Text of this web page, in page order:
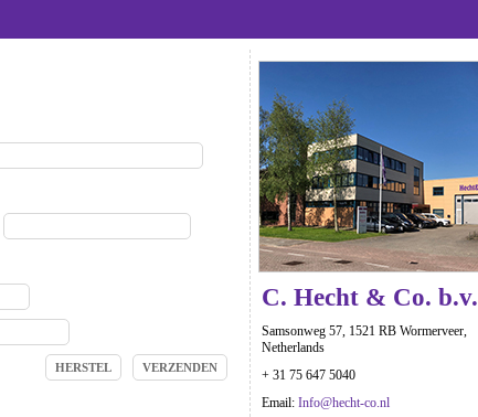
C. Hecht & Co. b.v.
Samsonweg 57, 1521 RB Wormerveer,
Netherlands
+ 31 75 647 5040
Email: Info@hecht-co.nl